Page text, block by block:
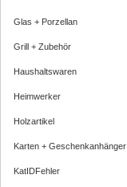
Glas + Porzellan
Grill + Zubehör
Haushaltswaren
Heimwerker
Holzartikel
Karten + Geschenkanhänger
KatIDFehler